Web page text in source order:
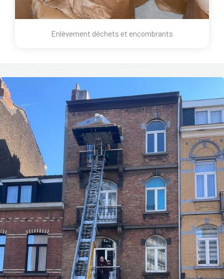
Enlèvement déchets et encombrants